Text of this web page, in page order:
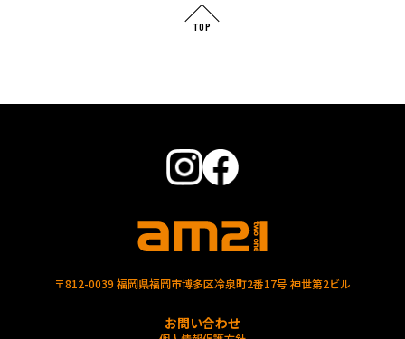
TOP
〒812-0039 福岡県福岡市博多区冷泉町2番17号 神世第2ビル
お問い合わせ